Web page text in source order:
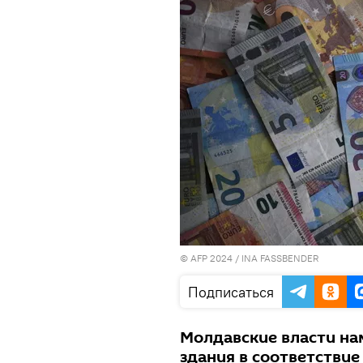
© AFP 2024 / INA FASSBENDER
Подписаться
Молдавские власти
здания в